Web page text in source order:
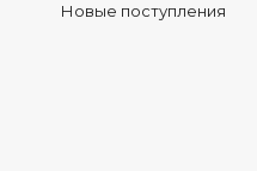
Новые поступления